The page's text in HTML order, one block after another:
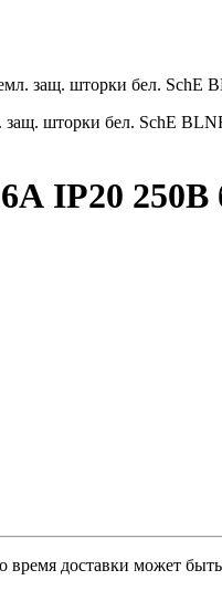
защ. шторки бел. SchE
IP20 250В
время доставки может